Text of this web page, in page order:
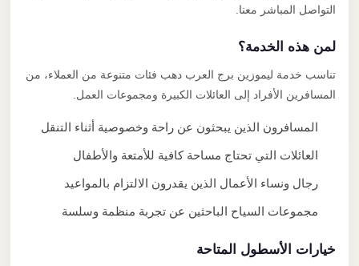
التواصل المباشر معنا.
لمن هذه الخدمة؟
تناسب خدمة ليموزين برج العرب دهب فئات متنوعة من العملاء، من
المسافرين الأفراد إلى العائلات الكبيرة ومجموعات العمل.
المسافرون الذين يبحثون عن راحة وخصوصية أثناء التنقل
العائلات التي تحتاج مساحة كافية للأمتعة والأطفال
رجال ونساء الأعمال الذين يقدرون الالتزام بالمواعيد
مجموعات السياح الباحثين عن تجربة منظمة وسلسة
خيارات الأسطول المتاحة